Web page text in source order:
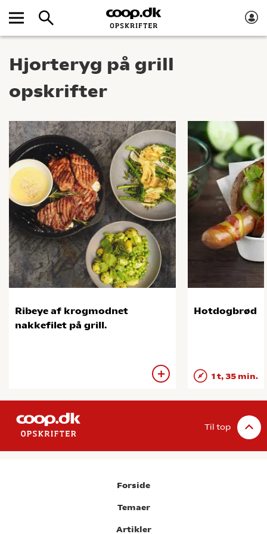
Hjorteryg på grill
opskrifter
Ribeye af krogmodnet
nakkefilet på grill.
Hotdogbrød
1 t, 35 min.
Til top
Forside
Temaer
Artikler